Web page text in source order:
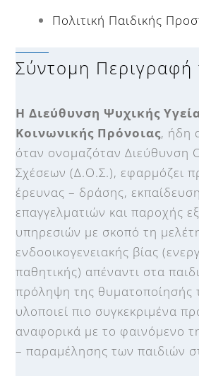
Πολιτική Παιδικής
Σύντομη
H Διεύθυνση Ψυχικής
Κοινωνικής Πρόνοιας, ήδη
όταν ονομαζόταν Διεύθυνση
Σχέσεων (Δ.Ο.Σ.), εφαρμόζει
έρευνας – δράσης,
επαγγελματιών και παροχής
υπηρεσιών με σκοπό τη
ενδοοικογενειακής βίας
παθητικής) απέναντι στα
πρόληψη της θυματοποίησής
υλοποιεί πιο συγκεκριμένα
αναφορικά με το φαινόμενο
– παραμέλησης των παιδιών